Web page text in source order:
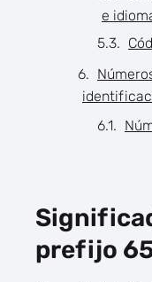
e
prefijo